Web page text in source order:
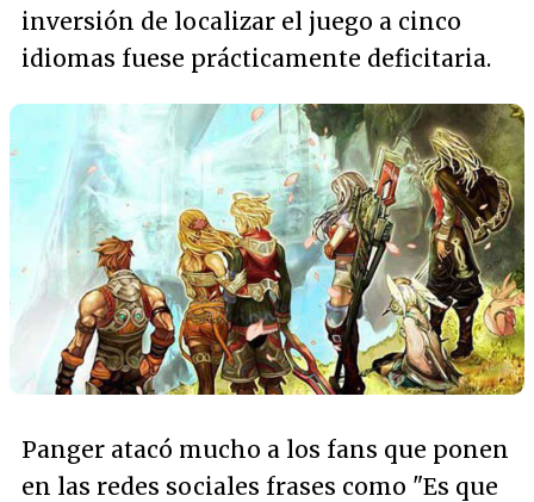
inversión de localizar el juego a cinco
idiomas fuese prácticamente deficitaria.
Panger atacó mucho a los fans que ponen
en las redes sociales frases como "Es que